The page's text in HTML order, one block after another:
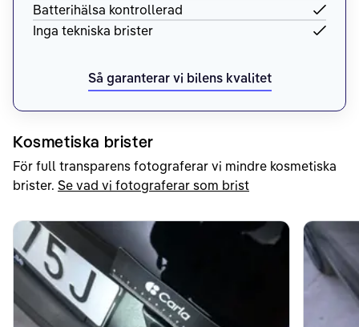
Batterihälsa kontrollerad
Inga tekniska brister
Så garanterar vi bilens kvalitet
Kosmetiska brister
För full transparens fotograferar vi mindre kosmetiska
brister. Se vad vi fotograferar som brist